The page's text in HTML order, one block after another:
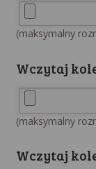
(maksymalny
Wczytaj
(maksymalny
Wczytaj